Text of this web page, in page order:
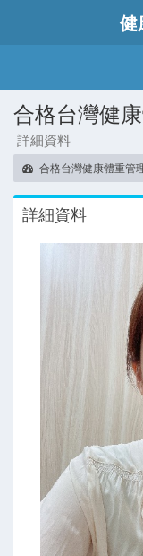
健
合格台灣健
詳細資料
合格台灣健康體重管
詳細資料